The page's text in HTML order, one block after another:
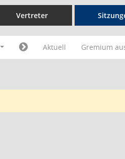
Vertreter
Aktuell Gremium